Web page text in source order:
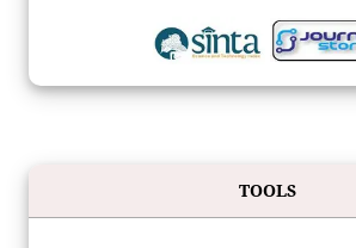
TOOLS